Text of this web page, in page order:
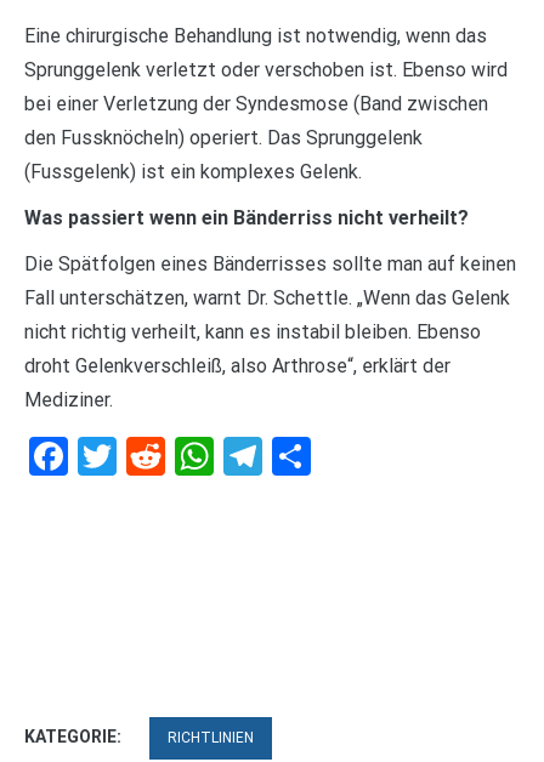
Eine chirurgische Behandlung ist notwendig, wenn das
Sprunggelenk verletzt oder verschoben ist. Ebenso wird
bei einer Verletzung der Syndesmose (Band zwischen
den Fussknöcheln) operiert. Das Sprunggelenk
(Fussgelenk) ist ein komplexes Gelenk.
Was passiert wenn ein Bänderriss nicht verheilt?
Die Spätfolgen eines Bänderrisses sollte man auf keinen
Fall unterschätzen, warnt Dr. Schettle. „Wenn das Gelenk
nicht richtig verheilt, kann es instabil bleiben. Ebenso
droht Gelenkverschleiß, also Arthrose“, erklärt der
Mediziner.
Facebook
Twitter
RedditWhatsApp
Telegram
KATEGORIE: RICHTLINIEN